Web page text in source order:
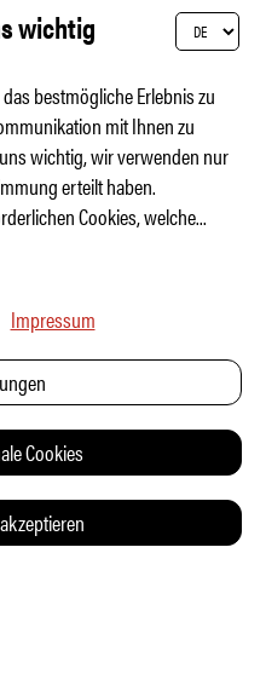
Speed
wichtig
bestmögliche Erlebnis zu
mit Ihnen zu
wichtig, wir verwenden nur
erteilt haben.
Cookies, welche...
Impressum
Cookies